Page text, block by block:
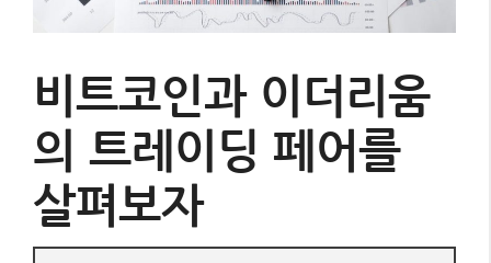
비트코인과 이더리움
의 트레이딩 페어를
살펴보자